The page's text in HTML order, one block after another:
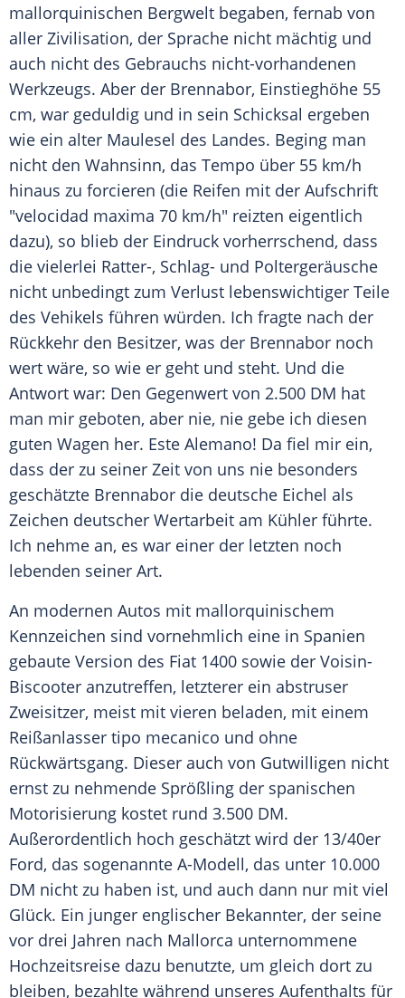
mallorquinischen Bergwelt begaben, fernab von
aller Zivilisation, der Sprache nicht mächtig und
auch nicht des Gebrauchs nicht-vorhandenen
Werkzeugs. Aber der Brennabor, Einstieghöhe 55
cm, war geduldig und in sein Schicksal ergeben
wie ein alter Maulesel des Landes. Beging man
nicht den Wahnsinn, das Tempo über 55 km/h
hinaus zu forcieren (die Reifen mit der Aufschrift
"velocidad maxima 70 km/h" reizten eigentlich
dazu), so blieb der Eindruck vorherrschend, dass
die vielerlei Ratter-, Schlag- und Poltergeräusche
nicht unbedingt zum Verlust lebenswichtiger Teile
des Vehikels führen würden. Ich fragte nach der
Rückkehr den Besitzer, was der Brennabor noch
wert wäre, so wie er geht und steht. Und die
Antwort war: Den Gegenwert von 2.500 DM hat
man mir geboten, aber nie, nie gebe ich diesen
guten Wagen her. Este Alemano! Da fiel mir ein,
dass der zu seiner Zeit von uns nie besonders
geschätzte Brennabor die deutsche Eichel als
Zeichen deutscher Wertarbeit am Kühler führte.
Ich nehme an, es war einer der letzten noch
lebenden seiner Art.
An modernen Autos mit mallorquinischem
Kennzeichen sind vornehmlich eine in Spanien
gebaute Version des Fiat 1400 sowie der Voisin-
Biscooter anzutreffen, letzterer ein abstruser
Zweisitzer, meist mit vieren beladen, mit einem
Reißanlasser tipo mecanico und ohne
Rückwärtsgang. Dieser auch von Gutwilligen nicht
ernst zu nehmende Sprößling der spanischen
Motorisierung kostet rund 3.500 DM.
Außerordentlich hoch geschätzt wird der 13/40er
Ford, das sogenannte A-Modell, das unter 10.000
DM nicht zu haben ist, und auch dann nur mit viel
Glück. Ein junger englischer Bekannter, der seine
vor drei Jahren nach Mallorca unternommene
Hochzeitsreise dazu benutzte, um gleich dort zu
bleiben, bezahlte während unseres Aufenthalts für